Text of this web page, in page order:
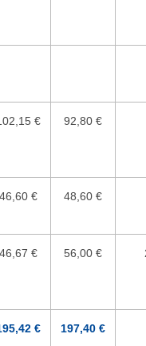
€ 92,80 €
46,60 € 48,60 €
46,67 € 56,00 €
€ 197,40 €